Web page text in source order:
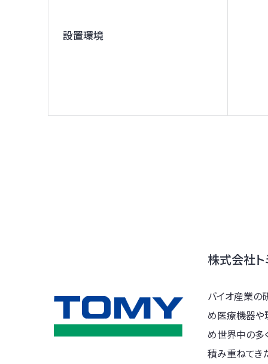
設置環境
株式会社
バイオ産業の
め医療機器や
め世界中の多
積み重ねてき